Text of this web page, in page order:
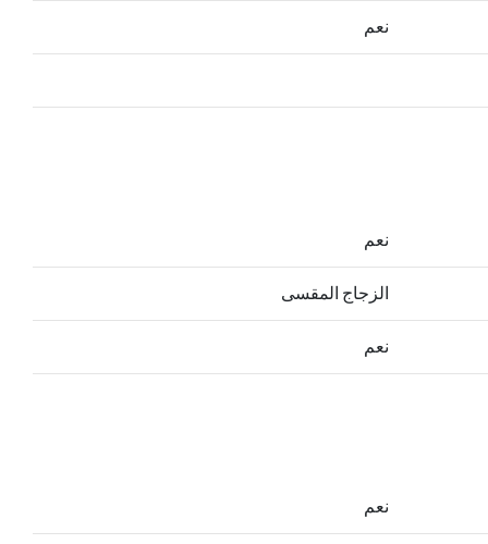
نعم
نعم
الزجاج المقسى
نعم
نعم